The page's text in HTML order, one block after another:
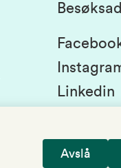
Linkedin
Avslå